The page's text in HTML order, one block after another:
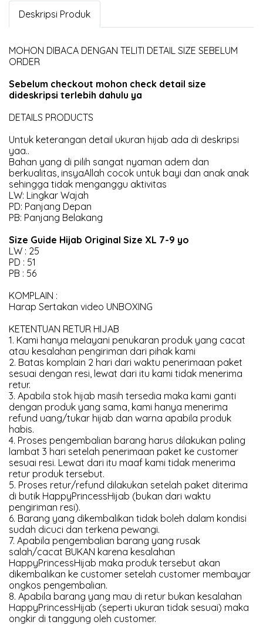
Deskripsi Produk
MOHON DIBACA DENGAN TELITI DETAIL SIZE SEBELUM
ORDER
Sebelum checkout mohon check detail size
dideskripsi terlebih dahulu ya
DETAILS PRODUCTS
Untuk keterangan detail ukuran hijab ada di deskripsi
yaa..
Bahan yang di pilih sangat nyaman adem dan
berkualitas, insyaAllah cocok untuk bayi dan anak anak
sehingga tidak menganggu aktivitas
LW: Lingkar Wajah
PD: Panjang Depan
PB: Panjang Belakang
Size Guide Hijab Original Size XL 7-9 yo
LW : 25
PD : 51
PB : 56
KOMPLAIN :
Harap Sertakan video UNBOXING
KETENTUAN RETUR HIJAB
1. Kami hanya melayani penukaran produk yang cacat
atau kesalahan pengiriman dari pihak kami
2. Batas komplain 2 hari dari waktu penerimaan paket
sesuai dengan resi, lewat dari itu kami tidak menerima
retur.
3. Apabila stok hijab masih tersedia maka kami ganti
dengan produk yang sama, kami hanya menerima
refund uang/tukar hijab dan warna apabila produk
habis.
4. Proses pengembalian barang harus dilakukan paling
lambat 3 hari setelah penerimaan paket ke customer
sesuai resi. Lewat dari itu maaf kami tidak menerima
retur produk tersebut.
5. Proses retur/refund dilakukan setelah paket diterima
di butik HappyPrincessHijab (bukan dari waktu
pengiriman resi).
6. Barang yang dikembalikan tidak boleh dalam kondisi
sudah dicuci dan terkena pewangi.
7. Apabila pengembalian barang yang rusak
salah/cacat BUKAN karena kesalahan
HappyPrincessHijab maka produk tersebut akan
dikembalikan ke customer setelah customer membayar
ongkos pengembalian.
8. Apabila barang yang mau di retur bukan kesalahan
HappyPrincessHijab (seperti ukuran tidak sesuai) maka
ongkir di tanggung oleh customer.